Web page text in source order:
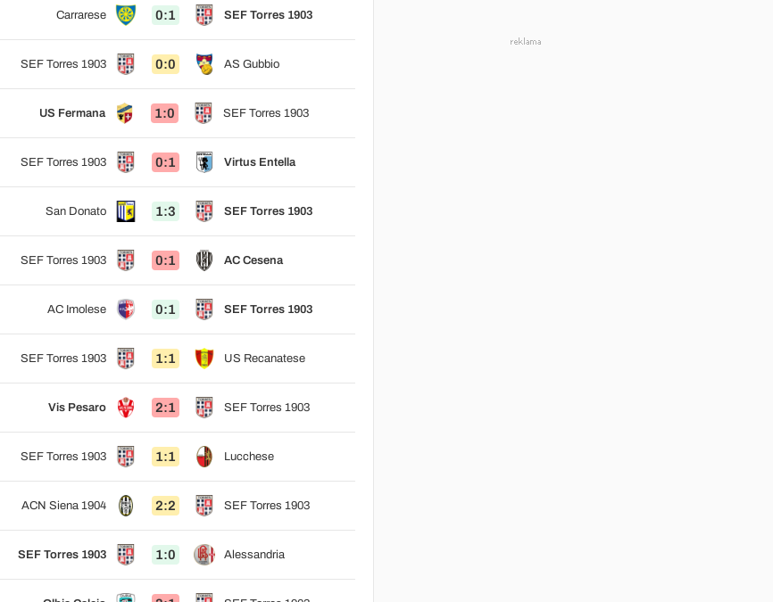
Carrarese 0:1 SEF Torres 1903
SEF Torres 1903 0:0 AS Gubbio
US Fermana 1:0 SEF Torres 1903
SEF Torres 1903 0:1 Virtus Entella
San Donato 1:3 SEF Torres 1903
SEF Torres 1903 0:1 AC Cesena
AC Imolese 0:1 SEF Torres 1903
SEF Torres 1903 1:1 US Recanatese
Vis Pesaro 2:1 SEF Torres 1903
SEF Torres 1903 1:1 Lucchese
ACN Siena 1904 2:2 SEF Torres 1903
SEF Torres 1903 1:0 Alessandria